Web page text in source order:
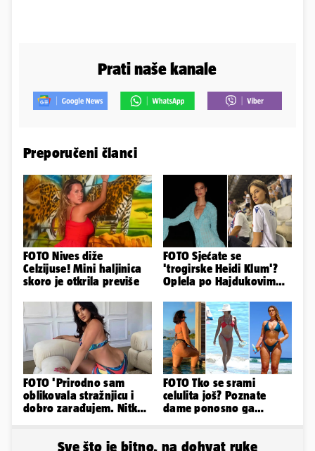
Prati naše kanale
Preporučeni članci
FOTO Nives diže
Celzijuse! Mini haljinica
skoro je otkrila previše
FOTO Sjećate se
'trogirske Heidi Klum'?
Oplela po Hajdukovim
Sramota'
FOTO 'Prirodno sam
oblikovala stražnjicu i
dobro zarađujem. Nitko
FOTO Tko se srami
celulita još? Poznate
dame ponosno ga
Sve što je bitno, na dohvat ruke